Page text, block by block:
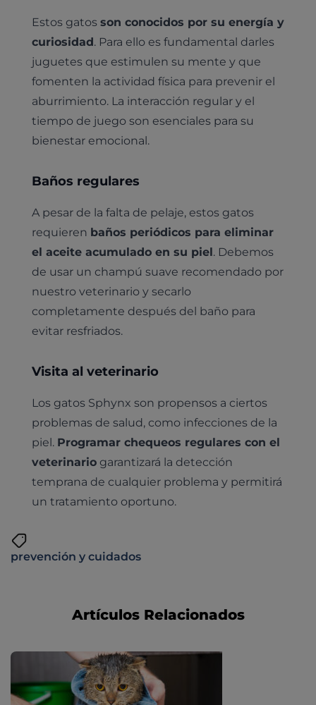
Pruebas diagnósticas
Diagnóstico veterinario por imagen
Laboratorio veterinario propio
Ecografía
Pruebas cropológicas
Identificación con microchip y pasaporte
Desparasitación
Esterilización
Leishmaniasis
Medicina general
Dermatología
Odontología
Traumatología
Urología y nefrología
Animales Exóticos
Todas las especialidades
Planes de salud para perros
Planes de salud para gatos
Todos los planes de salud
¿Quiénes somos?
Trabaja en Clinicanimal
Estos gatos son conocidos por su energía y
curiosidad. Para ello es fundamental darles
juguetes que estimulen su mente y que
fomenten la actividad física para prevenir el
aburrimiento. La interacción regular y el
tiempo de juego son esenciales para su
bienestar emocional.
Baños regulares
A pesar de la falta de pelaje, estos gatos
requieren baños periódicos para eliminar
el aceite acumulado en su piel. Debemos
de usar un champú suave recomendado por
nuestro veterinario y secarlo
completamente después del baño para
evitar resfriados.
Visita al veterinario
Los gatos Sphynx son propensos a ciertos
problemas de salud, como infecciones de la
piel. Programar chequeos regulares con el
veterinariogarantizará la detección
temprana de cualquier problema y permitirá
un tratamiento oportuno.
prevención y cuidados
Artículos Relacionados